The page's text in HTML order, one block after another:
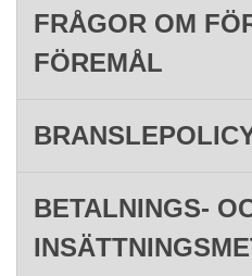
FRÅGOR OM
FÖREMÅL
BETALNINGS-